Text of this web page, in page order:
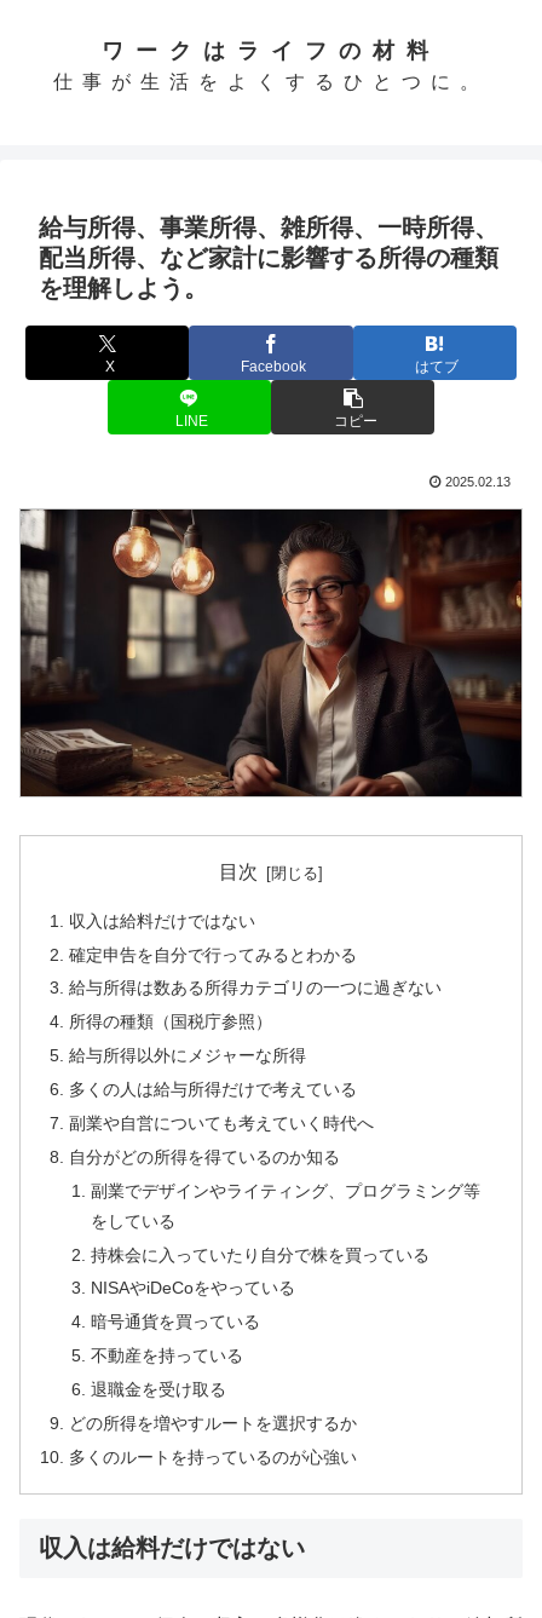
ワークはライフの材料
仕事が生活をよくするひとつに。
給与所得、事業所得、雑所得、一時所得、
配当所得、など家計に影響する所得の種類
を理解しよう。
X Facebook はてブ
LINE コピー
2025.02.13
目次
収入は給料だけではない
確定申告を自分で行ってみるとわかる
給与所得は数ある所得カテゴリの一つに過ぎない
所得の種類（国税庁参照）
給与所得以外にメジャーな所得
多くの人は給与所得だけで考えている
副業や自営についても考えていく時代へ
自分がどの所得を得ているのか知る
副業でデザインやライティング、プログラミング等
をしている
持株会に入っていたり自分で株を買っている
NISAやiDeCoをやっている
暗号通貨を買っている
不動産を持っている
退職金を受け取る
どの所得を増やすルートを選択するか
多くのルートを持っているのが心強い
収入は給料だけではない